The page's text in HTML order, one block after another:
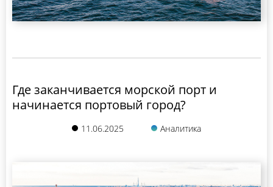
Где заканчивается морской порт и
начинается портовый город?
11.06.2025 Аналитика